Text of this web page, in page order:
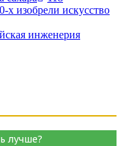
изобрели искусство
инженерия
лучше?